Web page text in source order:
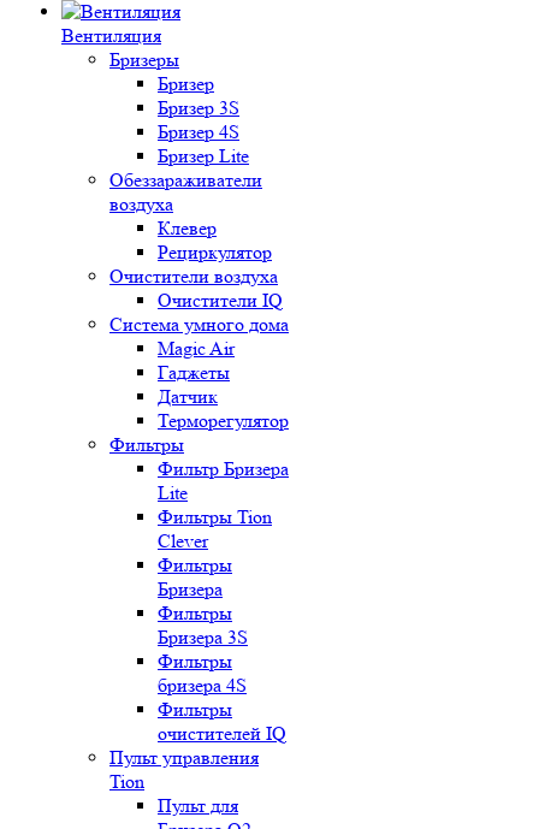
Вентиляция
Бризеры
Бризер
Бризер 3S
Бризер 4S
Бризер Lite
Обеззараживатели
воздуха
Клевер
Рециркулятор
Очистители воздуха
Очистители IQ
Система умного дома
Magic Air
Гаджеты
Датчик
Терморегулятор
Фильтры
Фильтр Бризера
Lite
Фильтры Tion
Clever
Фильтры
Бризера
Фильтры
Бризера 3S
Фильтры
бризера 4S
Фильтры
очистителей IQ
Пульт управления
Tion
Пульт для